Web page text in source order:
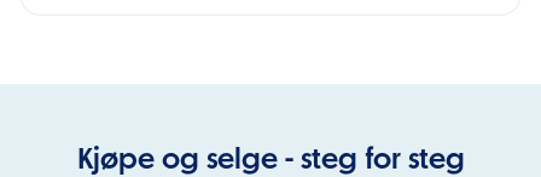
Kjøpe og selge - steg for steg